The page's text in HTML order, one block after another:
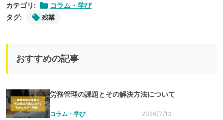
カテゴリ:
コラム・学び
タグ:
残業
おすすめの記事
労務管理の課題とその解決方法について
コラム・学び 2026/7/13